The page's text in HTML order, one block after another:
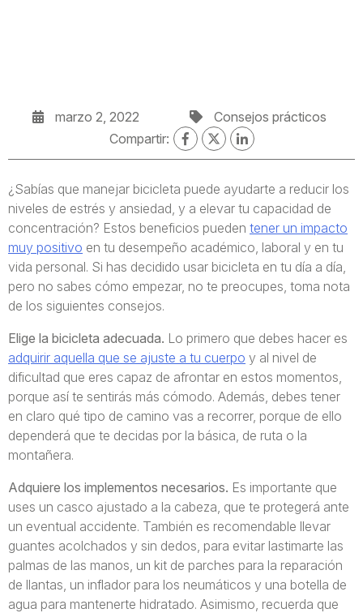
marzo 2, 2022
Consejos prácticos
Compartir:
¿Sabías que manejar bicicleta puede ayudarte a reducir los
niveles de estrés y ansiedad, y a elevar tu capacidad de
concentración? Estos beneficios pueden tener un impacto
muy positivo en tu desempeño académico, laboral y en tu
vida personal. Si has decidido usar bicicleta en tu día a día,
pero no sabes cómo empezar, no te preocupes, toma nota
de los siguientes consejos.
Elige la bicicleta adecuada. Lo primero que debes hacer es
adquirir aquella que se ajuste a tu cuerpo y al nivel de
dificultad que eres capaz de afrontar en estos momentos,
porque así te sentirás más cómodo. Además, debes tener
en claro qué tipo de camino vas a recorrer, porque de ello
dependerá que te decidas por la básica, de ruta o la
montañera.
Adquiere los implementos necesarios. Es importante que
uses un casco ajustado a la cabeza, que te protegerá ante
un eventual accidente. También es recomendable llevar
guantes acolchados y sin dedos, para evitar lastimarte las
palmas de las manos, un kit de parches para la reparación
de llantas, un inflador para los neumáticos y una botella de
agua para mantenerte hidratado. Asimismo, recuerda que